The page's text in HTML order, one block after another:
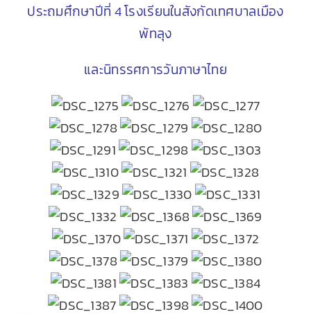
ประถมศึกษาปีที่ 4 โรงเรียนในสังกัดเทศบาลเมือง
พัทลุง
และนิทรรศการวันภาษาไทย